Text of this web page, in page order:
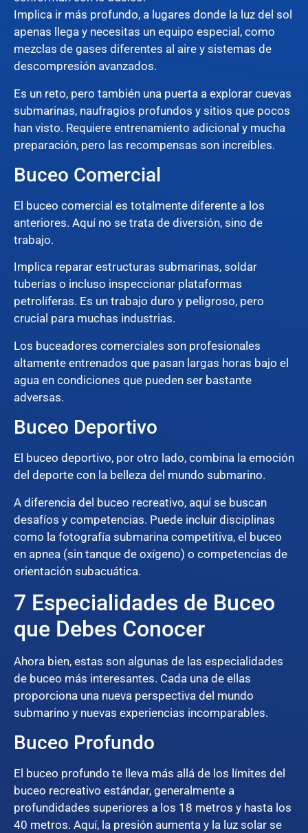
Implica ir más profundo, a lugares donde la luz del sol
apenas llega y necesitas un equipo especial, como
mezclas de gases diferentes al aire y sistemas de
descompresión avanzados.
Es un reto, pero también una puerta a explorar cuevas
submarinas, naufragios profundos y sitios que pocos
han visto. Requiere entrenamiento adicional y mucha
preparación, pero las recompensas son increíbles.
Buceo Comercial
El buceo comercial es totalmente diferente a los
anteriores. Aquí no se trata de diversión, sino de
trabajo.
Implica reparar estructuras submarinas, soldar
tuberías o incluso inspeccionar plataformas
petrolíferas. Es un trabajo duro y peligroso, pero
crucial para muchas industrias.
Los buceadores comerciales son profesionales
altamente entrenados que pasan largas horas bajo el
agua en condiciones que pueden ser bastante
adversas.
Buceo Deportivo
El buceo deportivo, por otro lado, combina la emoción
del deporte con la belleza del mundo submarino.
A diferencia del buceo recreativo, aquí se buscan
desafíos y competencias. Puede incluir disciplinas
como la fotografía submarina competitiva, el buceo
en apnea (sin tanque de oxígeno) o competencias de
orientación subacuática.
7 Especialidades de Buceo
que Debes Conocer
Ahora bien, estas son algunas de las especialidades
de buceo más interesantes. Cada una de ellas
proporciona una nueva perspectiva del mundo
submarino y nuevas experiencias incomparables.
Buceo Profundo
El buceo profundo te lleva más allá de los límites del
buceo recreativo estándar, generalmente a
profundidades superiores a los 18 metros y hasta los
40 metros. Aquí, la presión aumenta y la luz solar se